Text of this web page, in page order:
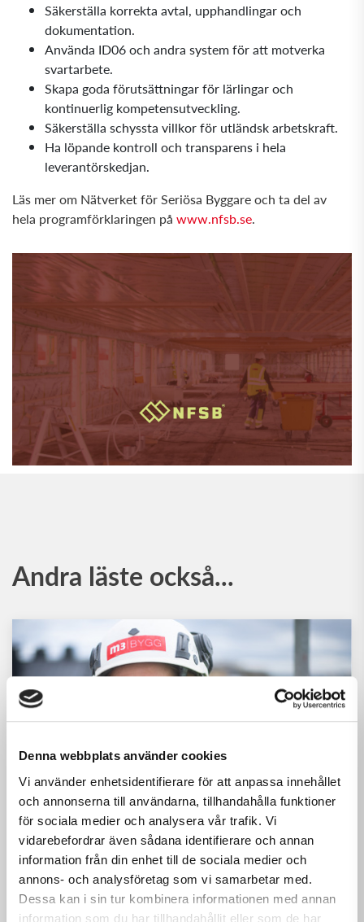
Denna webbplats använder cookies
Vi använder enhetsidentifierare för att anpassa innehållet
och annonserna till användarna, tillhandahålla funktioner
för sociala medier och analysera vår trafik. Vi
vidarebefordrar även sådana identifierare och annan
information från din enhet till de sociala medier och
annons- och analysföretag som vi samarbetar med.
Dessa kan i sin tur kombinera informationen med annan
information som du har tillhandahållit eller som de har
Säkerställa korrekta avtal, upphandlingar och
dokumentation.
Använda ID06 och andra system för att motverka
svartarbete.
Skapa goda förutsättningar för lärlingar och
kontinuerlig kompetensutveckling.
Säkerställa schyssta villkor för utländsk arbetskraft.
Ha löpande kontroll och transparens i hela
leverantörskedjan.
Läs mer om Nätverket för Seriösa Byggare och ta del av
hela programförklaringen på www.nfsb.se.
Andra läste också...
NYHETER 2026-07-17
Möt Oliver Nilsson –
snickaren som hittat tillbaka